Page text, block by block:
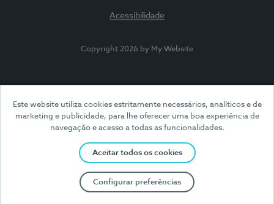
Este website utiliza cookies estritamente necessários, analíticos e de
marketing e publicidade, para lhe oferecer uma boa experiência de
navegação e acesso a todas as funcionalidades.
Aceitar todos os cookies
Configurar preferências
Acessibilidade
Copyright 2026 by My Website